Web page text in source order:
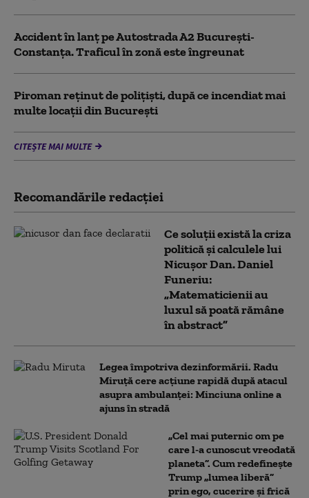
Accident în lanț pe Autostrada A2 București-
Constanța. Traficul în zonă este îngreunat
Piroman reţinut de poliţişti, după ce incendiat mai
multe locaţii din București
CITEȘTE MAI MULTE
Recomandările redacţiei
Ce soluții există la criza
politică și calculele lui
Nicușor Dan. Daniel
Funeriu:
„Matematicienii au
luxul să poată rămâne
în abstract”
Legea împotriva dezinformării. Radu
Miruță cere acțiune rapidă după atacul
asupra ambulanței: Minciuna online a
ajuns în stradă
„Cel mai puternic om pe
care l-a cunoscut vreodată
planeta”. Cum redefinește
Trump „lumea liberă”
prin ego, cucerire și frică